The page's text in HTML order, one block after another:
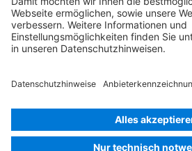
Rettungskarte PKW Version 07/
© 2026Mercedes-